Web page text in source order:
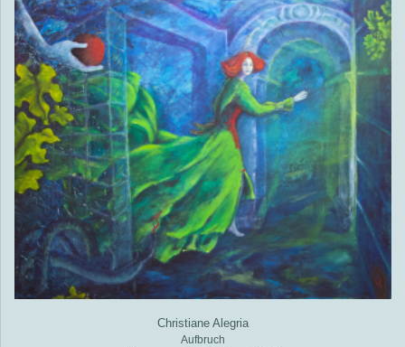
Christiane Alegria
Aufbruch